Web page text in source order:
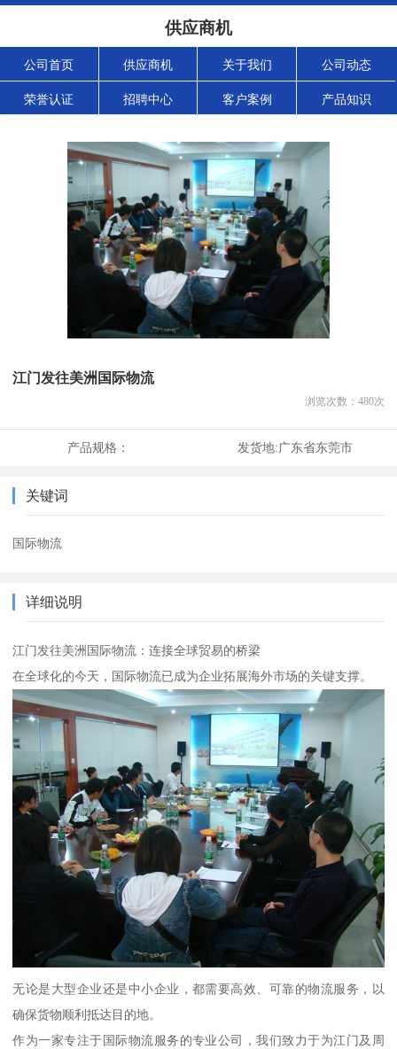
供应商机
公司首页 供应商机 关于我们 公司动态
荣誉认证 招聘中心 客户案例 产品知识
江门发往美洲国际物流
浏览次数： 480次
产品规格： 发货地:广东省东莞市
关键词
国际物流
详细说明
江门发往美洲国际物流：连接全球贸易的桥梁
在全球化的今天，国际物流已成为企业拓展海外市场的关键支撑。
无论是大型企业还是中小企业，都需要高效、可靠的物流服务，以
确保货物顺利抵达目的地。
作为一家专注于国际物流服务的专业公司，我们致力于为江门及周